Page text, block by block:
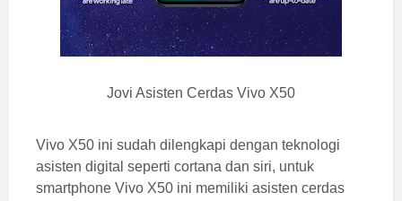
Jovi Asisten Cerdas Vivo X50
Vivo X50 ini sudah dilengkapi dengan teknologi
asisten digital seperti cortana dan siri, untuk
smartphone Vivo X50 ini memiliki asisten cerdas